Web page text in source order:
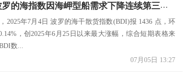
一张图：波罗的海指数因海岬型船需求下降连续第三周下跌
2025年7月4日 波罗的海干散货指数(BDI)报 1436 点，环
，创2025年6月25日以来最大涨幅，综合短期表格来
数...
07月05日 13:27